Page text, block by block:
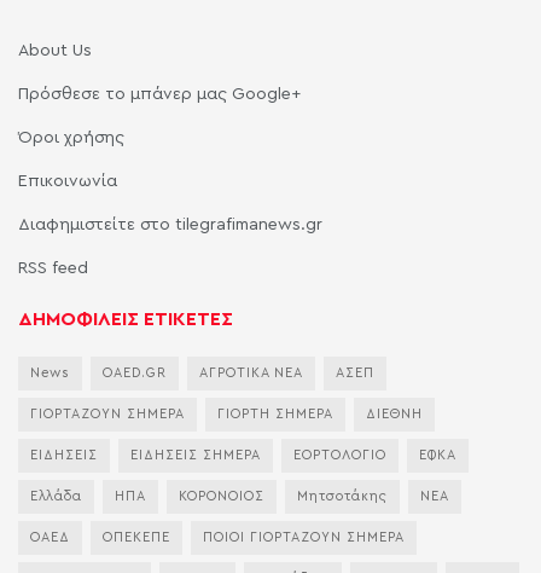
About Us
Πρόσθεσε το μπάνερ μας Google+
Όροι χρήσης
Επικοινωνία
Διαφημιστείτε στο tilegrafimanews.gr
RSS feed
ΔΗΜΟΦΙΛΕΙΣ ΕΤΙΚΕΤΕΣ
News OAED.GR ΑΓΡΟΤΙΚΑ ΝΕΑ ΑΣΕΠ
ΓΙΟΡΤΑΖΟΥΝ ΣΗΜΕΡΑ ΓΙΟΡΤΗ ΣΗΜΕΡΑ ΔΙΕΘΝΗ
ΕΙΔΗΣΕΙΣ ΕΙΔΗΣΕΙΣ ΣΗΜΕΡΑ ΕΟΡΤΟΛΟΓΙΟ ΕΦΚΑ
Ελλάδα ΗΠΑ ΚΟΡΟΝΟΙΟΣ Μητσοτάκης ΝΕΑ
ΟΑΕΔ ΟΠΕΚΕΠΕ ΠΟΙΟΙ ΓΙΟΡΤΑΖΟΥΝ ΣΗΜΕΡΑ